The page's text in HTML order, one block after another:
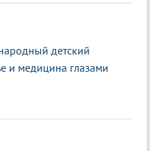
детский
и медицина глазами